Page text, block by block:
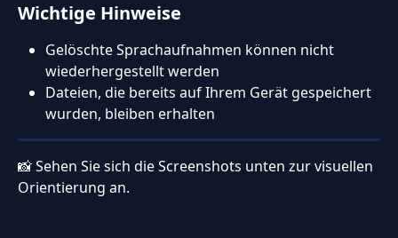
Wichtige Hinweise
Gelöschte Sprachaufnahmen können nicht
wiederhergestellt werden
Dateien, die bereits auf Ihrem Gerät gespeichert
wurden, bleiben erhalten
📸 Sehen Sie sich die Screenshots unten zur visuellen
Orientierung an.